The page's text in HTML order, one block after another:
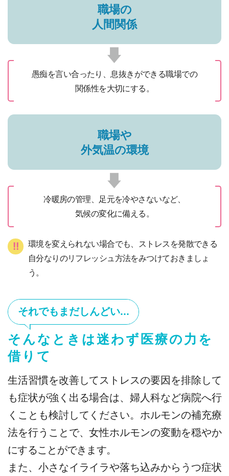
職場の
人間関係
愚痴を言い合ったり、 息抜きができる職場での
関係性を大切にする。
職場や
外気温の環境
冷暖房の管理、 足元を冷やさないなど、
気候の変化に備える。
!!
環境を変えられない場合でも、ストレスを発散できる
自分なりのリフレッシュ方法をみつけておきましょ
う。
それでもまだしんどい...
そんなときは迷わず医療の力を
借りて
生活習慣を改善してストレスの要因を排除して
も症状が強く出る場合は、婦人科など病院へ行
くことも検討してください。ホルモンの補充療
法を行うことで、女性ホルモンの変動を穏やか
にすることができます。
また、小さなイライラや落ち込みからうつ症状